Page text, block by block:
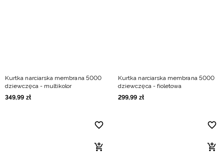
Kurtka narciarska membrana 5000
dziewczęca - multikolor
349,99 zł
Kurtka narciarska membrana 5000
dziewczęca - fioletowa
299,99 zł
Ukraiński / UAH